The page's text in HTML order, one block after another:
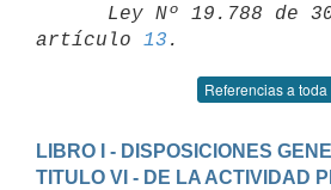
artículo 13
Referencias a
LIBRO I - DISPOSICIONES
TITULO VI - DE LA ACTIVIDAD